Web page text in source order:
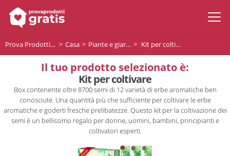
Prova Prodotti Gratis Casa Piante e giardino Kit per coltivare
Il tuo prodotto selezionato è:
Kit per coltivare
Box contenente oltre 8700 semi di 12 varietà di erbe aromatiche ben
conosciute. Una quantità più che sufficiente per coltivare le erbe
aromatiche e goderti fresche prelibatezze. Questo kit per la coltivazione dei
semi è un bellissimo regalo per donne, uomini, bambini, principianti e
coltivatori esperti.